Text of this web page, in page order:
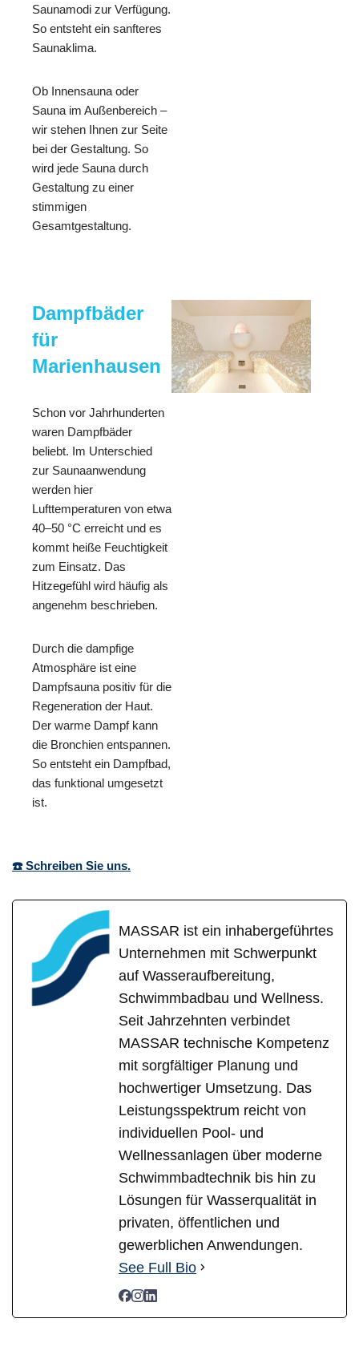
Saunamodi zur Verfügung.
So entsteht ein sanfteres
Saunaklima.
Ob Innensauna oder
Sauna im Außenbereich –
wir stehen Ihnen zur Seite
bei der Gestaltung. So
wird jede Sauna durch
Gestaltung zu einer
stimmigen
Gesamtgestaltung.
Dampfbäder
für
Marienhausen
Schon vor Jahrhunderten
waren Dampfbäder
beliebt. Im Unterschied
zur Saunaanwendung
werden hier
Lufttemperaturen von etwa
40–50 °C erreicht und es
kommt heiße Feuchtigkeit
zum Einsatz. Das
Hitzegefühl wird häufig als
angenehm beschrieben.
Durch die dampfige
Atmosphäre ist eine
Dampfsauna positiv für die
Regeneration der Haut.
Der warme Dampf kann
die Bronchien entspannen.
So entsteht ein Dampfbad,
das funktional umgesetzt
ist.
☎️ Schreiben Sie uns.
MASSAR ist ein inhabergeführtes
Unternehmen mit Schwerpunkt
auf Wasseraufbereitung,
Schwimmbadbau und Wellness.
Seit Jahrzehnten verbindet
MASSAR technische Kompetenz
mit sorgfältiger Planung und
hochwertiger Umsetzung. Das
Leistungsspektrum reicht von
individuellen Pool- und
Wellnessanlagen über moderne
Schwimmbadtechnik bis hin zu
Lösungen für Wasserqualität in
privaten, öffentlichen und
gewerblichen Anwendungen.
See Full Bio